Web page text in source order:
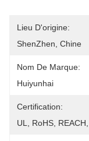
Lieu D'origine:
ShenZhen, Chine
Nom De Marque:
Huiyunhai
Certification:
UL, RoHS,